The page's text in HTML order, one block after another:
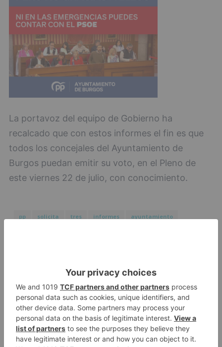
La portavoz del equipo de Gobierno ha
recalcado que con estos informes el fin es que
todos los concejales del Ayuntamiento de
Burgos puedan emitir su voto, en el Pleno de
este viernes 22 de julio, con conocimiento.
pp solicita tres informes
ayuntamiento
LO + VISTO
1
Esperar al autobús en el HUBU es
un peligro bajo el sol